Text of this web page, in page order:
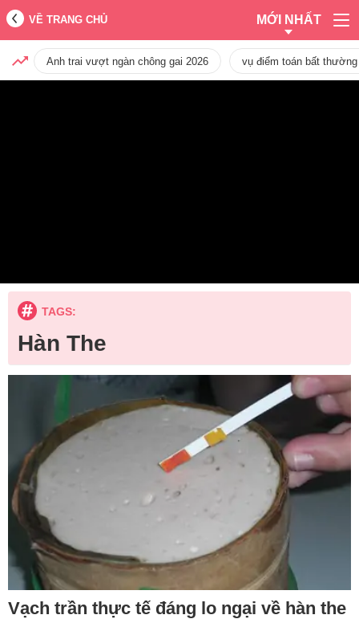
VỀ TRANG CHỦ MỚI NHẤT
Anh trai vượt ngàn chông gai 2026 vụ điểm toán bất
TAGS:
Hàn The
Vạch trần thực tế đáng lo ngại về hàn the